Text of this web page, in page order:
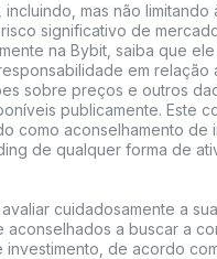
mas não
significativo de
na Bybit, saiba que
em
sobre preços e outros
publicamente. Este
como aconselhamento
de qualquer forma de
cuidadosamente a
a buscar a
de acordo